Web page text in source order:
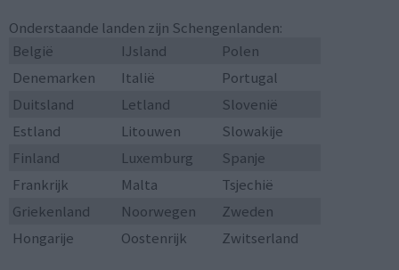
Onderstaande landen zijn Schengenlanden:
België
IJsland
Polen
Denemarken
Italië
Portugal
Duitsland
Letland
Slovenië
Estland
Litouwen
Slowakije
Finland
Luxemburg
Spanje
Frankrijk
Malta
Tsjechië
Griekenland
Noorwegen
Zweden
Hongarije
Oostenrijk Zwitserland